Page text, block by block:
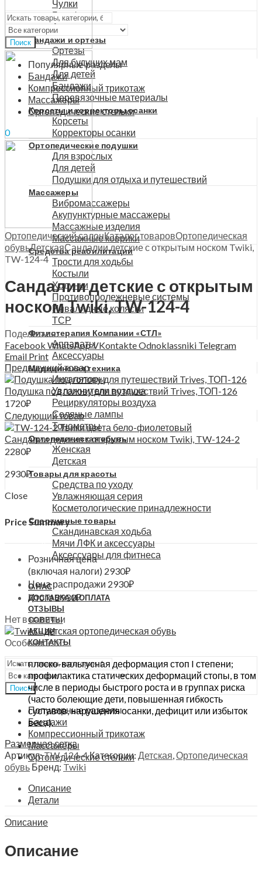
Чулки
Гольфы
Аксессуары
Бандажи и ортезы
Ортезы
Для будущих мам
Для детей
Бандажи
Перевязочные материалы
Корсеты и корректоры осанки
Корсеты
Корректоры осанки
Ортопедические подушки
Для взрослых
Для детей
Подушки для отдыха и путешествий
Массажеры
Вибромассажеры
Акупунктурные массажеры
Массажные изделия
Массажные коврики
Средства реабилитации
Трости для ходьбы
Костыли
Ходунки
Противопролежневые системы
Инвалидные коляски
ТСР
Физиотерапия Компании «СТЛ»
Аппараты
Аксессуары
Медицинская техника
Ингаляторы
Увлажнители воздуха
Рециркуляторы воздуха
Соляные лампы
Тонометры
Ортопедическая обувь
Женская
Детская
Товары для красоты
Средства по уходу
Увлажняющая серия
Косметологические принадлежности
Спортивные товары
Скандинавская ходьба
Мячи ЛФК и аксессуары
Аксессуары для фитнеса
О НАС
ДОСТАВКА И ОПЛАТА
ОТЗЫВЫ
СОВЕТЫ
АКЦИИ
КОНТАКТЫ
Поиск
Популярные разделы
Бандажи
Компрессионный трикотаж
Массажеры
Ортопедические стельки
Поиск
Популярные разделы
Бандажи
Компрессионный трикотаж
Массажеры
Ортопедические стельки
0
0₽
Ортопедический салонКаталог товаровОртопедическая
обувьДетскаяСандалии детские с открытым носком Twiki,
TW-124-4
Сандалии детские с открытым
носком Twiki, TW-124-4
Поделиться:
Facebook WhatsAppVKontakteOdnoklassniki Telegram
Email Print
Предыдущий товар
Подушка под голову для путешествий Trives, ТОП-126
1720₽
Следующий товар
Сандалии детские с открытым носком Twiki, TW-124-2
2280₽
2930₽
Close
Price Summary
Розничная цена
(включая налоги) 2930₽
Цена распродажи 2930₽
Итого2930₽
Нет в наличии
Особенности:
плоско-вальгусная деформация стоп I степени;
профилактика статических деформаций стопы, в том
числе в периоды быстрого роста и в группах риска
(часто болеющие дети, повышенная гибкость
суставов, нарушения осанки, дефицит или избыток
веса).
Размерная сетка
Артикул:TW-124-4 Категории: Детская,Ортопедическая
обувь Бренд: Twiki
Описание
Детали
Описание
Описание